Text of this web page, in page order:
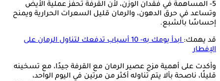
5- المساهمة في فقدان الوزن، لأن القرفة تحفز عملية الأيض
وتساعد في حرق الدهون، والرمان قليل السعرات الحرارية ويمنح
إحساسًا بالشبع.
قد يهمك:
ابدأ يومك به- 10 أسباب تدفعك لتناول الرمان على
الإفطار
وأكدت على أهمية مزج عصير الرمان مع القرفة جيدًا، مع تسخينه
قليلًا، ناصحة بألا يتم تناوله أكثر من مرتين في اليوم الواحد،